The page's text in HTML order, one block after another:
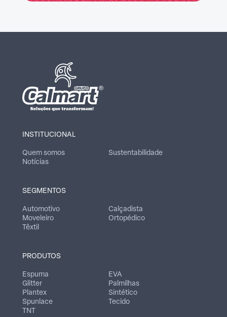
INSTITUCIONAL
Quem somos
Sustentabilidade
Notícias
SEGMENTOS
Automotivo
Calçadista
Moveleiro
Ortopédico
Têxtil
PRODUTOS
Espuma
EVA
Glitter
Palmilhas
Plantex
Sintético
Spunlace
Tecido
TNT